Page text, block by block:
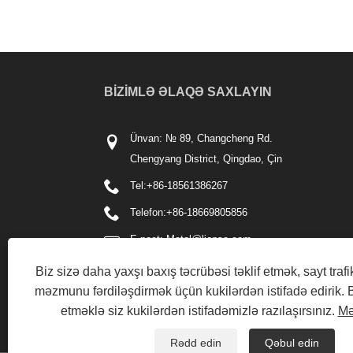
BIZIMLƏ ƏLAQƏ SAXLAYIN
Ünvan: № 89, Changcheng Rd.
Chengyang District, Qingdao, Çin
Tel:+86-18561386267
Telefon:+86-18669805856
E-poçt:Metal@lionse.com
Biz sizə daha yaxşı baxış təcrübəsi təklif etmək, sayt
məzmunu fərdiləşdirmək üçün kukilərdən istifadə edirik.
etməklə siz kukilərdən istifadəmizlə razılaşırsınız.
Rədd edin Qəbul edin